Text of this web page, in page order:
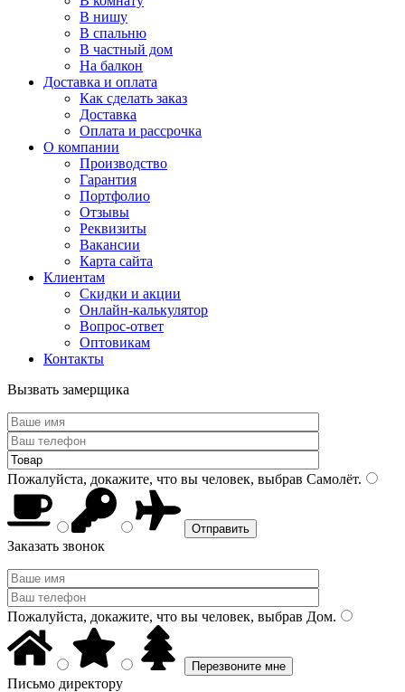
В нишу
В спальню
В частный дом
На балкон
Доставка и оплата
Как сделать заказ
Доставка
Оплата и рассрочка
О компании
Производство
Гарантия
Портфолио
Отзывы
Реквизиты
Вакансии
Карта сайта
Клиентам
Скидки и акции
Онлайн-калькулятор
Вопрос-ответ
Оптовикам
Контакты
Вызвать замерщика
Пожалуйста, докажите, что вы человек, выбрав Самолёт.
Заказать звонок
Пожалуйста, докажите, что вы человек, выбрав Дом.
Письмо директору